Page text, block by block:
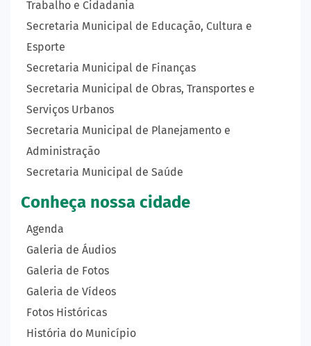
Trabalho e Cidadania
Secretaria Municipal de Educação, Cultura e
Esporte
Secretaria Municipal de Finanças
Secretaria Municipal de Obras, Transportes e
Serviços Urbanos
Secretaria Municipal de Planejamento e
Administração
Secretaria Municipal de Saúde
Conheça nossa cidade
Agenda
Galeria de Áudios
Galeria de Fotos
Galeria de Vídeos
Fotos Históricas
História do Município